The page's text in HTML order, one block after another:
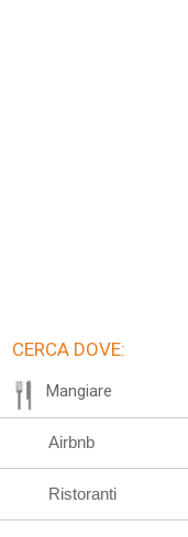
CERCA DOVE:
Mangiare
Airbnb
Ristoranti